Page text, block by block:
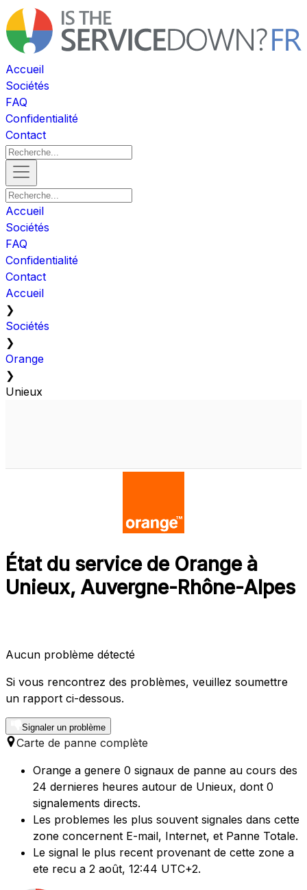
Accueil
Sociétés
FAQ
Confidentialité
Contact
Accueil
Sociétés
FAQ
Confidentialité
Contact
Accueil
❯
Sociétés
❯
Orange
❯
Unieux
État du service de Orange à
Unieux, Auvergne-Rhône-Alpes
Aucun problème détecté
Si vous rencontrez des problèmes, veuillez soumettre
un rapport ci-dessous.
Signaler un problème
Carte de panne complète
Orange a genere 0 signaux de panne au cours des
24 dernieres heures autour de Unieux, dont 0
signalements directs.
Les problemes les plus souvent signales dans cette
zone concernent E-mail, Internet, et Panne Totale.
Le signal le plus recent provenant de cette zone a
ete recu a 2 août, 12:44 UTC+2.